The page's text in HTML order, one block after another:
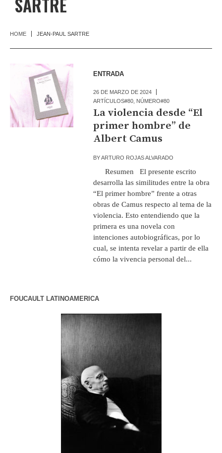
HOME JEAN-PAUL SARTRE
ENTRADA
26 DE MARZO DE 2024
ARTÍCULOS#80 NÚMERO#80
La violencia desde “El
primer hombre” de
Albert Camus
BYARTURO ROJAS ALVARADO
Resumen El presente escrito
desarrolla las similitudes entre la obra
“El primer hombre” frente a otras
obras de Camus respecto al tema de la
violencia. Esto entendiendo que la
primera es una novela con
intenciones autobiográficas, por lo
cual, se intenta revelar a partir de ella
cómo la vivencia personal del...
FOUCAULT LATINOAMERICA